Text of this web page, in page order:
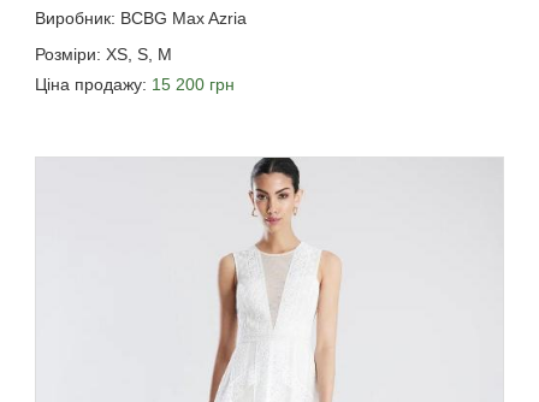
Виробник: BCBG Max Azria
Розміри: XS, S, M
Ціна продажу: 15 200 грн